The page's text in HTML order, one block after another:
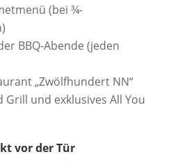
(bei ¾-
BBQ-Abende (jeden
„Zwölfhundert NN“
Grill und exklusives All You
vor der Tür